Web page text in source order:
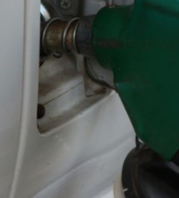
Bajan precios del crudo 4% por la
Así comienza un nuevo mes para los
Cautela en el mercado por